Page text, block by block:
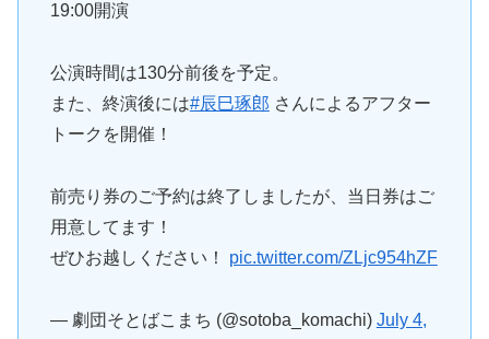
19:00開演
公演時間は130分前後を予定。
また、終演後には#辰巳琢郎 さんによるアフター
トークを開催！
前売り券のご予約は終了しましたが、当日券はご
用意してます！
ぜひお越しください！ pic.twitter.com/ZLjc954hZF
— 劇団そとばこまち (@sotoba_komachi) July 4,